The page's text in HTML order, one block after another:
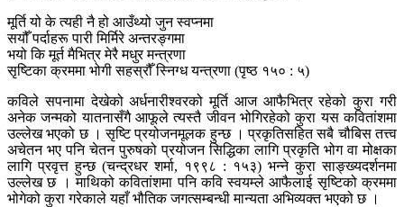
मूर्ति यो के त्यही नै हो आउँथ्यो जुन स्वप्नमा
सयौँ पर्दाहरू पारी मिर्मिरे अन्तरङ्गमा
भयो कि मूर्त मैभित्र मेरै मधुर मन्त्रणा
सृष्टिका क्रममा भोगी सहस्रौँ स्निग्ध यन्त्रणा (पृष्ठ १५० : ५)
कविले सपनामा देखेको अर्धनारीश्वरको मूर्ति आज आफैभित्र रहेको कुरा गरी
अनेक जन्मको यातनासँगै आफूले त्यस्तै जीवन भोगिरहेको कुरा यस कवितांशमा
उल्लेख भएको छ । सृष्टि प्रयोजनमूलक हुन्छ । प्रकृतिसहित सबै चौबिस तत्त्व
अचेतन भए पनि चेतन पुरुषको प्रयोजन सिद्धिका लागि प्रकृति भोग वा मोक्षका
लागि प्रवृत्त हुन्छ (चन्द्रधर शर्मा, १९९८ : १५३) भन्ने कुरा साङ्ख्यदर्शनमा
उल्लेख छ । माथिको कवितांशमा पनि कवि स्वयम्ले आफैलाई सृष्टिको क्रममा
भोगेको कुरा गरेकाले यहाँ भौतिक जगत्सम्बन्धी मान्यता अभिव्यक्त भएको छ ।